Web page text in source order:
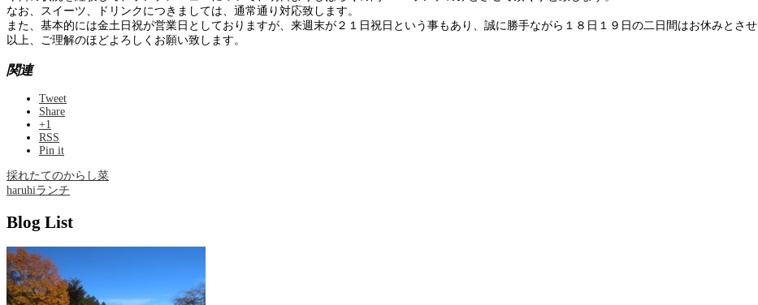
なお、スイーツ、ドリンクにつきましては、通常通り対応致します。
また、基本的には金土日祝が営業日としておりますが、来週末が２１日祝日という事もあり、誠に勝手ながら１８日１９日の二日間はお休みとさせ
以上、ご理解のほどよろしくお願い致します。
関連
Tweet
Share
+1
RSS
Pin it
採れたてのからし菜
haruhiランチ
Blog List